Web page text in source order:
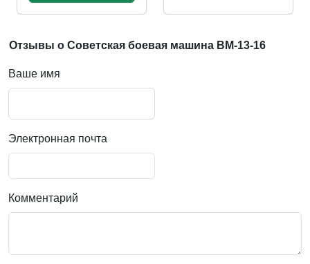
Отзывы о Советская боевая машина BM-13-16
Ваше имя
Электронная почта
Комментарий